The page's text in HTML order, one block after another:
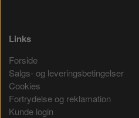
Links
Forside
Salgs- og leveringsbetingelser
Cookies
Fortrydelse og reklamation
Kunde login